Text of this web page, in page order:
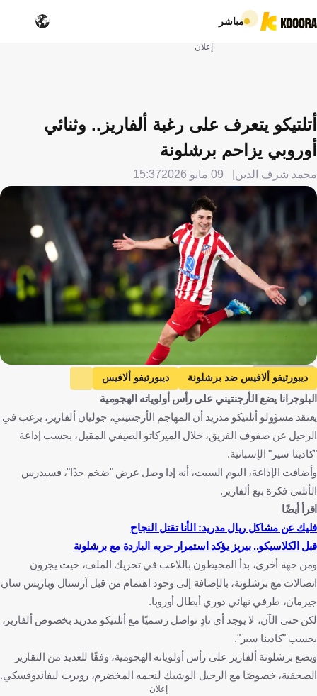
مباشر
إعلان
أتلتيكو يتعرف على رغبة ألفاريز.. وثنائي
أوروبي يزاحم برشلونة
محمد شرف الدين 09 مايو 2026 15:37
Getty Images
ديبورتيفو ألافيس ضد برشلونة
ديبورتيفو ألافيس
برشلونة
الدوري الإسباني
برشلونة ضد ريال مدريد
ريال مدريد
أتلتيكو مدريد ضد برشلونة
أتلتيكو مدريد
دوري أبطال أوروبا
خوليان ألفاريز
وست هام ضد آرسنال
وست هام
آرسنال
الدوري الإنجليزي الممتاز
باريس سان جيرمان ضد آرسنال
باريس سان جيرمان ضد بريست
لانس ضد باريس سان جيرمان
لانس
الأرجنتين
إنجلترا فرنسا هنغاريا كرة قدم
البلوجرانا يضع الأرجنتيني على رأس أولوياته الهجومية
يعتقد مسؤولو أتلتيكو مدريد أن المهاجم الأرجنتيني، جوليان ألفاريز، يرغب في
الرحيل عن صفوف الفريق، خلال الميركاتو الصيفي المقبل، بحسب إذاعة
"كادينا سير" الإسبانية.
وأضافت الإذاعة، اليوم السبت، أنه إذا وصل عرض "ضخم جدًا"، فسيدرس
الأتلتي فكرة بيع ألفاريز.
اقرأ أيضًا
فليك عن مشاكل ريال مدريد: الأنا تقتل النجاح
قبل الكلاسيكو.. بيريز يؤكد استمرار حربه الباردة مع برشلونة
ومن جهة أخرى، بدأ المحيطون باللاعب في تحريك الملف، حيث يجرون
اتصالات مع برشلونة، بالإضافة إلى وجود اهتمام من قبل آرسنال وباريس سان
جيرمان، طرفي نهائي دوري أبطال أوروبا.
لكن حتى الآن، لا يوجد أي نادٍ تواصل رسميًا مع أتلتيكو مدريد بخصوص ألفاريز،
بحسب "كادينا سير".
ويضع برشلونة ألفاريز على رأس أولوياته الهجومية، وفقًا للعديد من التقارير
الصحفية، خصوصًا مع الرحيل الوشيك لنجمه المخضرم، روبرت ليفاندوفسكي.
إعلان